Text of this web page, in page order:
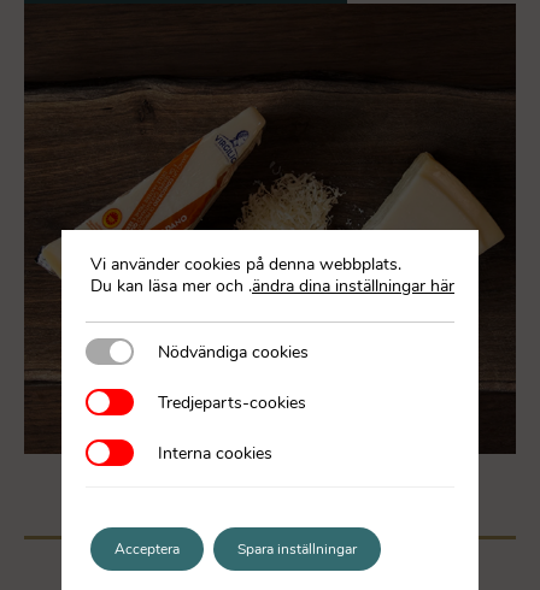
Vi använder cookies på denna webbplats.
Du kan läsa mer och ändra dina inställningar här
.
Nödvändiga cookies
Nödvändiga cookies
Tredjeparts-cookies
Tredjeparts-cookies
Interna cookies
Interna cookies
Acceptera Spara inställningar